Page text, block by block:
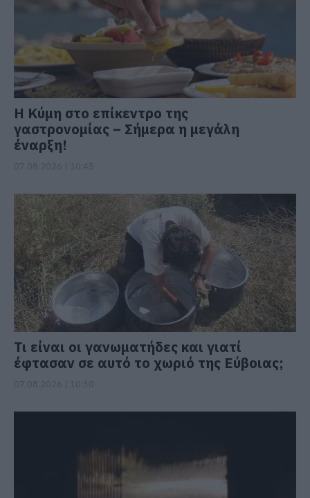
Η Κύμη στο επίκεντρο της
γαστρονομίας – Σήμερα η μεγάλη
έναρξη!
Τι είναι οι γανωματήδες και γιατί
έφτασαν σε αυτό το χωριό της Εύβοιας;